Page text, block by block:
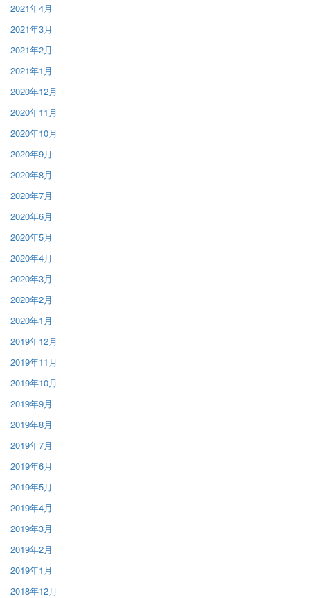
2021年4月
2021年3月
2021年2月
2021年1月
2020年12月
2020年11月
2020年10月
2020年9月
2020年8月
2020年7月
2020年6月
2020年5月
2020年4月
2020年3月
2020年2月
2020年1月
2019年12月
2019年11月
2019年10月
2019年9月
2019年8月
2019年7月
2019年6月
2019年5月
2019年4月
2019年3月
2019年2月
2019年1月
2018年12月